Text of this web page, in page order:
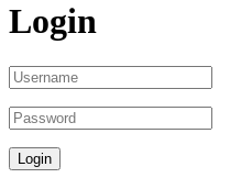
Login